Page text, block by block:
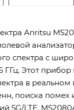
Anritsu
спектра с
ГГц. Этот
в
поиска помех
5G/LTE.